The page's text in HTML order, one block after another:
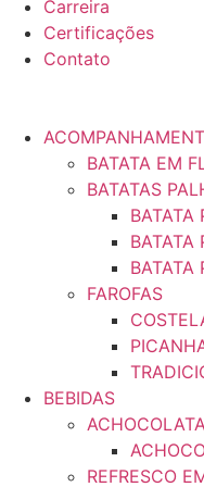
Carreira
Certificações
Contato
BATATA EM
BATATAS
BATATA
BATATA
BATATA
FAROFAS
BEBIDAS
REFRESCO